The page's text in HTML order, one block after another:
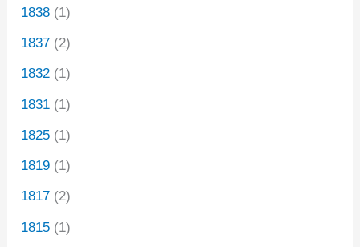
1838 (1)
1837 (2)
1832 (1)
1831 (1)
1825 (1)
1819 (1)
1817 (2)
1815 (1)